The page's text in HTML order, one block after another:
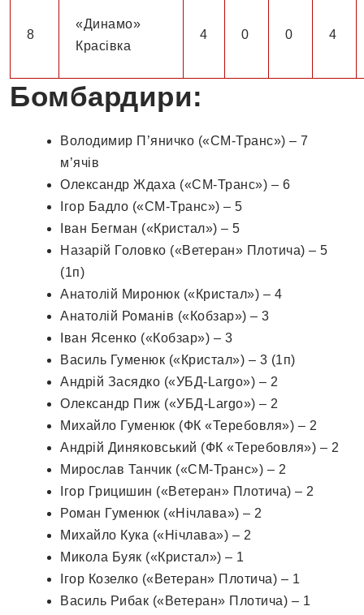
8
«Динамо»
Красівка
4 0 0 4
Бомбардири:
Володимир П’яничко («СМ-Транс») – 7
м’ячів
Олександр Ждаха («СМ-Транс») – 6
Ігор Бадло («СМ-Транс») – 5
Іван Бегман («Кристал») – 5
Назарій Головко («Ветеран» Плотича) – 5
(1п)
Анатолій Миронюк («Кристал») – 4
Анатолій Романів («Кобзар») – 3
Іван Ясенко («Кобзар») – 3
Василь Гуменюк («Кристал») – 3 (1п)
Андрій Засядко («УБД-Largo») – 2
Олександр Пиж («УБД-Largo») – 2
Михайло Гуменюк (ФК «Теребовля») – 2
Андрій Диняковський (ФК «Теребовля») – 2
Мирослав Танчик («СМ-Транс») – 2
Ігор Грицишин («Ветеран» Плотича) – 2
Роман Гуменюк («Нічлава») – 2
Михайло Кука («Нічлава») – 2
Микола Буяк («Кристал») – 1
Ігор Козелко («Ветеран» Плотича) – 1
Василь Рибак («Ветеран» Плотича) – 1